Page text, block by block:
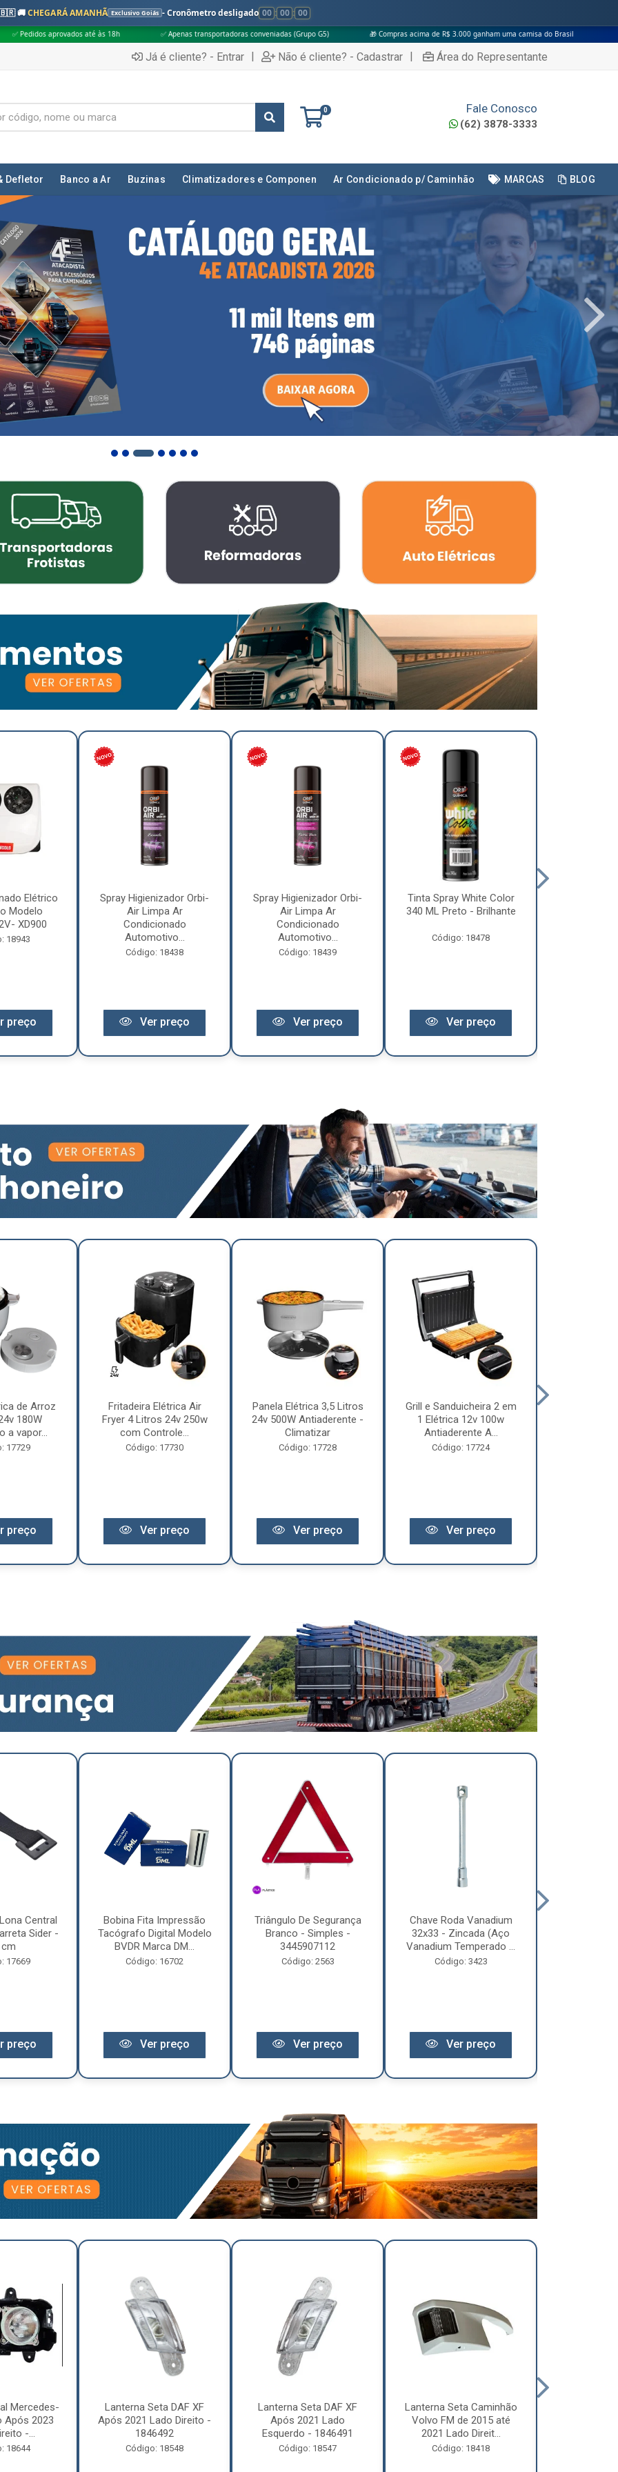
🚚CHEGARÁ AMANHÃ Exclusivo Goiás - Cronômetro desligado 00 : 00 : 00
às 18h ✅ Apenas transportadoras conveniadas (Grupo G5) 🎁 Compras acima de R$ 3.000 ganham uma camisa do Brasil
Já é cliente? - Entrar | Não é cliente? - Cadastrar | Área do Representante
0 Fale Conosco
(62) 3878-3333
Defletor Banco a Ar Buzinas Climatizadores e Componen Ar Condicionado p/ Caminhão MARCAS BLOG
Elétrico
Modelo
XD900
18943
preço
Spray Higienizador Orbi-
Air Limpa Ar
Condicionado
Automotivo...
Código: 18438
Ver preço
Spray Higienizador Orbi-
Air Limpa Ar
Condicionado
Automotivo...
Código: 18439
Ver preço
Tinta Spray White Color
340 ML Preto - Brilhante
Código: 18478
Ver preço
de Arroz
180W
a vapor...
17729
preço
Fritadeira Elétrica Air
Fryer 4 Litros 24v 250w
com Controle...
Código: 17730
Ver preço
Panela Elétrica 3,5 Litros
24v 500W Antiaderente -
Climatizar
Código: 17728
Ver preço
Grill e Sanduicheira 2 em
1 Elétrica 12v 100w
Antiaderente A...
Código: 17724
Ver preço
Central
Sider -
17669
preço
Bobina Fita Impressão
Tacógrafo Digital Modelo
BVDR Marca DM...
Código: 16702
Ver preço
Triângulo De Segurança
Branco - Simples -
3445907112
Código: 2563
Ver preço
Chave Roda Vanadium
32x33 - Zincada (Aço
Vanadium Temperado ...
Código: 3423
Ver preço
Mercedes-
Após 2023
-...
18644
Lanterna Seta DAF XF
Após 2021 Lado Direito -
1846492
Código: 18548
Lanterna Seta DAF XF
Após 2021 Lado
Esquerdo - 1846491
Código: 18547
Lanterna Seta Caminhão
Volvo FM de 2015 até
2021 Lado Direit...
Código: 18418